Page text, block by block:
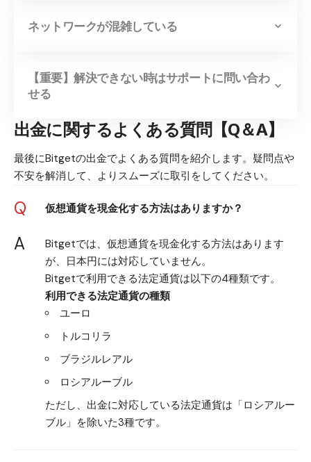
ネットワークが混雑している
【重要】解決できない時はサポートに問い合わ
せる
出金に関するよくある質問【Q＆A】
最後にBitgetの出金でよくある質問を紹介します。疑問点や
不安を解消して、よりスムーズに取引をしてください。
Q 仮想通貨を現金化する方法はありますか？
A
Bitgetでは、仮想通貨を現金化する方法はあります
が、日本円には対応していません。
Bitgetで利用できる法定通貨は以下の4種類です。
利用できる法定通貨の種類
ユーロ
トルコリラ
ブラジルレアル
ロシアルーブル
ただし、出金に対応している法定通貨は「ロシアルー
ブル」を除いた3種です。